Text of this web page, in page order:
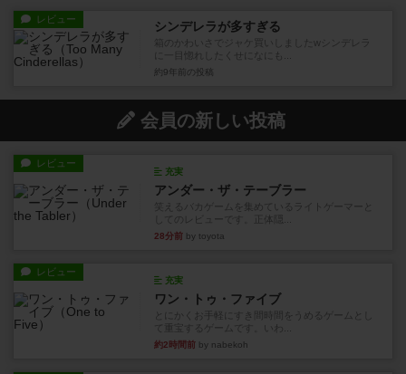
レビュー シンデレラが多すぎる
箱のかわいさでジャケ買いしましたwシンデレラ
に一目惚れしたくせになにも...
約9年前 の投稿
会員の新しい投稿
レビュー
充実
アンダー・ザ・テーブラー
笑えるバカゲームを集めているライトゲーマーと
してのレビューです。正体隠...
28分前 by toyota
レビュー
充実
ワン・トゥ・ファイブ
とにかくお手軽にすき間時間をうめるゲームとし
て重宝するゲームです。いわ...
約2時間前 by nabekoh